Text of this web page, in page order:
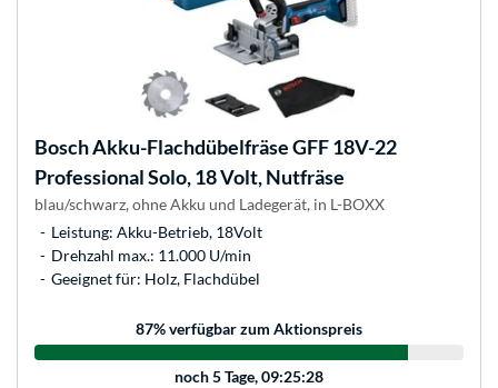
BoschAkku-Flachdübelfräse GFF 18V-22
Professional Solo, 18 Volt, Nutfräse
blau/schwarz, ohne Akku und Ladegerät, in L-BOXX
Leistung: Akku-Betrieb, 18Volt
Drehzahl max.: 11.000 U/min
Geeignet für: Holz, Flachdübel
87% verfügbar zum Aktionspreis
noch5 Tage, 09:25:28